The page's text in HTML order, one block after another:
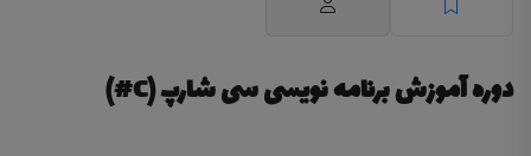
دوره آموزش برنامه نویسی سی شارپ (C#)